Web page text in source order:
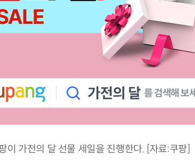
이 가전의 달 선물 세일을 진행한다. [자료:쿠팡]